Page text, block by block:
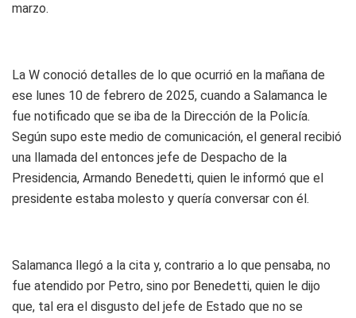
marzo.
La W conoció detalles de lo que ocurrió en la mañana de
ese lunes 10 de febrero de 2025, cuando a Salamanca le
fue notificado que se iba de la Dirección de la Policía.
Según supo este medio de comunicación, el general recibió
una llamada del entonces jefe de Despacho de la
Presidencia, Armando Benedetti, quien le informó que el
presidente estaba molesto y quería conversar con él.
Salamanca llegó a la cita y, contrario a lo que pensaba, no
fue atendido por Petro, sino por Benedetti, quien le dijo
que, tal era el disgusto del jefe de Estado que no se